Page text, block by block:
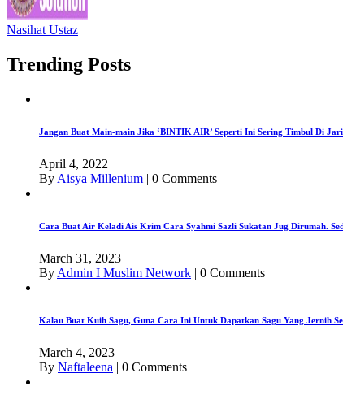
Nasihat Ustaz
Trending Posts
Jangan Buat Main-main Jika ‘BINTIK AIR’ Seperti Ini Sering Timbul Di
April 4, 2022
By Aisya Millenium | 0 Comments
Cara Buat Air Keladi Ais Krim Cara Syahmi Sazli Sukatan Jug Dirumah.
March 31, 2023
By Admin I Muslim Network | 0 Comments
Kalau Buat Kuih Sagu, Guna Cara Ini Untuk Dapatkan Sagu Yang Jernih
March 4, 2023
By Naftaleena | 0 Comments